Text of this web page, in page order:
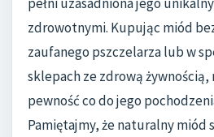
pełni uzasadniona jego
zdrowotnymi. Kupując miód
zaufanego pszczelarza lub w
sklepach ze zdrową żywnością,
pewność co do jego
Pamiętajmy, że naturalny miód